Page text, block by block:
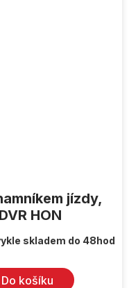
jízdy,
HON
skladem do 48hod
Do košíku